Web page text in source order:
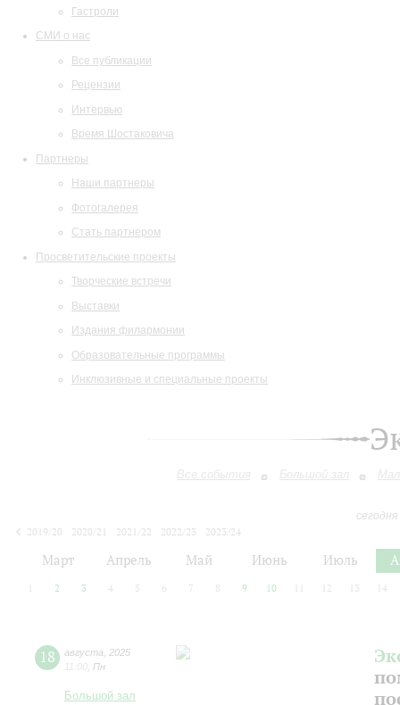
Гастроли
СМИ о нас
Все публикации
Рецензии
Интервью
Время Шостаковича
Партнеры
Наши партнеры
Фотогалерея
Стать партнером
Просветительские проекты
Творческие встречи
Выставки
Издания филармонии
Образовательные программы
Инклюзивные и специальные проекты
Все события Большой зал
2019/20
2020/21 2021/22 2022/23
2023/24
Март Апрель Май Июнь Июль
2 3 4 5 6 7 8 9 10 12 13 14
18 августа
2025
11:00 Пн
Большой зал